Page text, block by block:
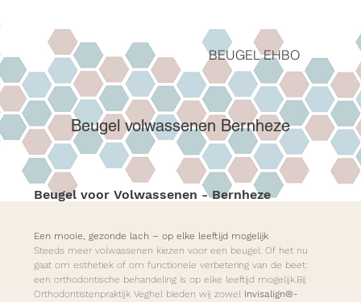
BEUGEL EHBO
Beugel volwassenen Bernheze
Beugel voor Volwassenen - Bernheze
Een mooie, gezonde lach – op elke leeftijd mogelijk
Steeds meer volwassenen kiezen voor een beugel. Of het nu
gaat om esthetiek of om functionele verbetering van de beet:
een orthodontische behandeling is op elke leeftijd mogelijk.Bij
Orthodontistenpraktijk Veghel bieden wij zowel Invisalign®-